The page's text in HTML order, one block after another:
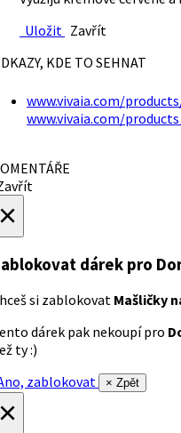
Uložit Zavřít
KDE TO SEHNAT
www.vivaia.com/
www.vivaia.com/
dárek pro
si zablokovat Mašličky
dárek pak nekoupí pro
ty :)
zablokovat
× Zpět